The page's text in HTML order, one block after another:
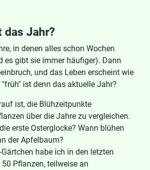
das Jahr?
in denen alles schon Wochen
es gibt sie immer häufiger). Dann
und das Leben erscheint wie
ist denn das aktuelle Jahr?
ist, die Blühzeitpunkte
über die Jahre zu vergleichen.
erste Osterglocke? Wann blühen
der Apfelbaum?
habe ich in den letzten
Pflanzen, teilweise an